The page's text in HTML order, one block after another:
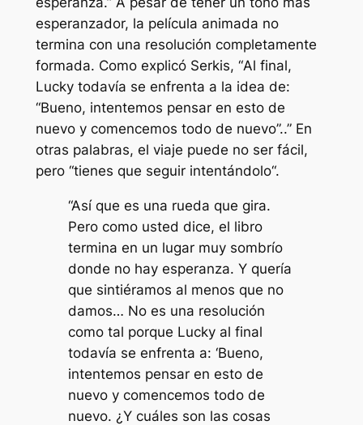
esperanzador, la película animada no
termina con una resolución completamente
formada. Como explicó Serkis, “Al final,
Lucky todavía se enfrenta a la idea de:
“Bueno, intentemos pensar en esto de
nuevo y comencemos todo de nuevo”..” En
otras palabras, el viaje puede no ser fácil,
pero “tienes que seguir intentándolo“.
“Así que es una rueda que gira.
Pero como usted dice, el libro
termina en un lugar muy sombrío
donde no hay esperanza. Y quería
que sintiéramos al menos que no
damos… No es una resolución
como tal porque Lucky al final
todavía se enfrenta a: ‘Bueno,
intentemos pensar en esto de
nuevo y comencemos todo de
nuevo. ¿Y cuáles son las cosas